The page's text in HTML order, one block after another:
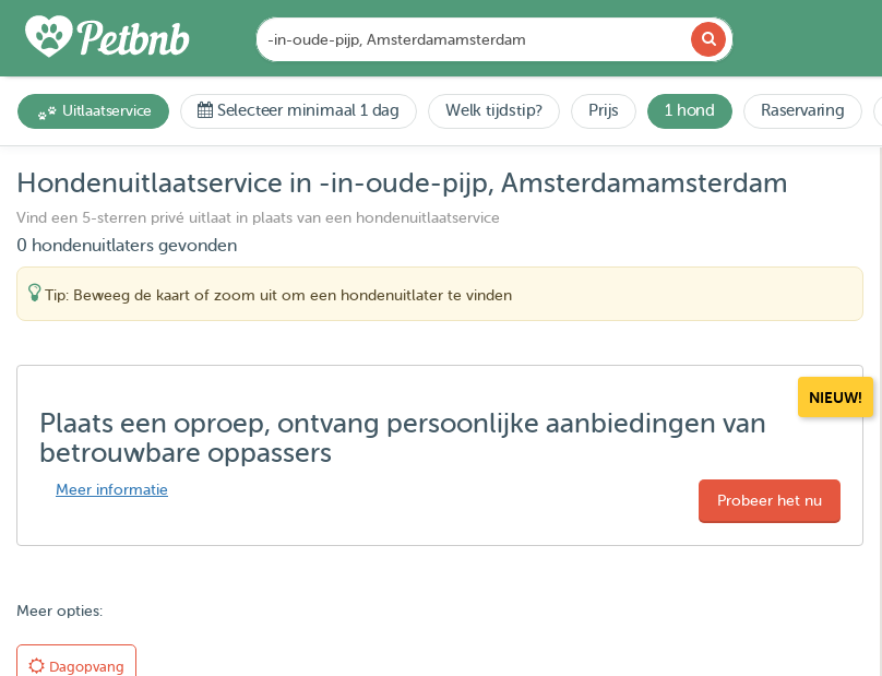
Uitlaatservice Selecteer minimaal 1 dag Welk tijdstip? Prijs 1 hond Raservaring
Hondenuitlaatservice in -in-oude-pijp, Amsterdamamsterdam
Vind een 5-sterren privé uitlaat in plaats van een hondenuitlaatservice
0 hondenuitlaters gevonden
Tip: Beweeg de kaart of zoom uit om een hondenuitlater te vinden
NIEUW!
Plaats een oproep, ontvang persoonlijke aanbiedingen van
betrouwbare oppassers
Meer informatie
Probeer het nu
Meer opties:
Dagopvang